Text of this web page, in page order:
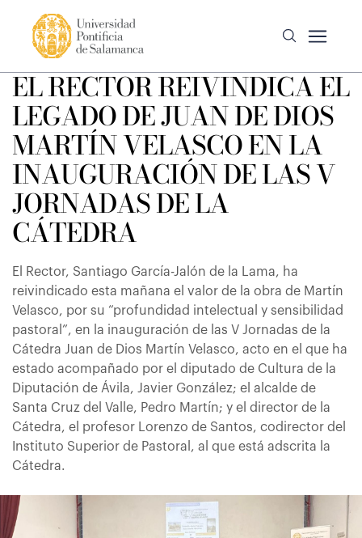
EL RECTOR REIVINDICA EL
LEGADO DE JUAN DE DIOS
MARTÍN VELASCO EN LA
INAUGURACIÓN DE LAS V
JORNADAS DE LA
CÁTEDRA
El Rector, Santiago García-Jalón de la Lama, ha
reivindicado esta mañana el valor de la obra de Martín
Velasco, por su “profundidad intelectual y sensibilidad
pastoral”, en la inauguración de las V Jornadas de la
Cátedra Juan de Dios Martín Velasco, acto en el que ha
estado acompañado por el diputado de Cultura de la
Diputación de Ávila, Javier González; el alcalde de
Santa Cruz del Valle, Pedro Martín; y el director de la
Cátedra, el profesor Lorenzo de Santos, codirector del
Instituto Superior de Pastoral, al que está adscrita la
Cátedra.